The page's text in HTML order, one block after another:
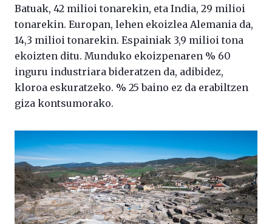
Batuak, 42 milioi tonarekin, eta India, 29 milioi
tonarekin. Europan, lehen ekoizlea Alemania da,
14,3 milioi tonarekin. Espainiak 3,9 milioi tona
ekoizten ditu. Munduko ekoizpenaren % 60
inguru industriara bideratzen da, adibidez,
kloroa eskuratzeko. % 25 baino ez da erabiltzen
giza kontsumorako.